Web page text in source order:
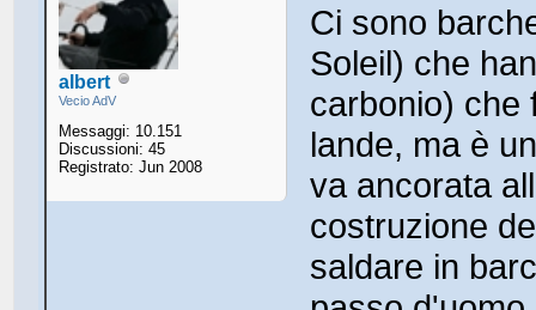
albert
Vecio AdV
Messaggi: 10.151
Discussioni: 45
Registrato: Jun 2008
Ci sono
Soleil) che
carbonio) che
lande, ma è
va ancorata
costruzione
saldare in